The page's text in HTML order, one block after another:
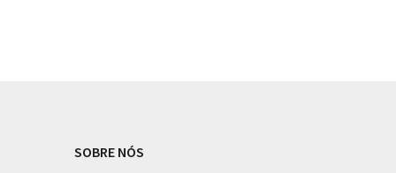
SOBRE NÓS